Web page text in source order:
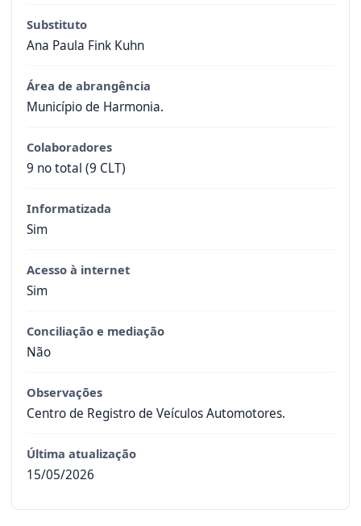
Substituto
Ana Paula Fink Kuhn
Área de abrangência
Município de Harmonia.
Colaboradores
9 no total (9 CLT)
Informatizada
Sim
Acesso à internet
Sim
Conciliação e mediação
Não
Observações
Centro de Registro de Veículos Automotores.
Última atualização
15/05/2026